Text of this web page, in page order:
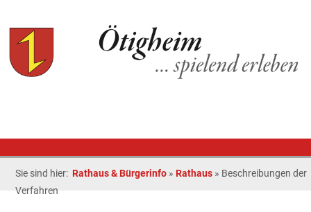
Sie sind hier: Rathaus & Bürgerinfo » Rathaus » Beschreibungen der
Verfahren